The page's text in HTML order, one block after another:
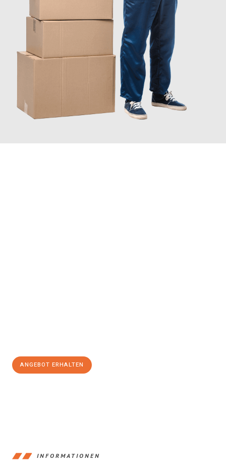
ANGEBOT ERHALTEN
INFORMATIONEN